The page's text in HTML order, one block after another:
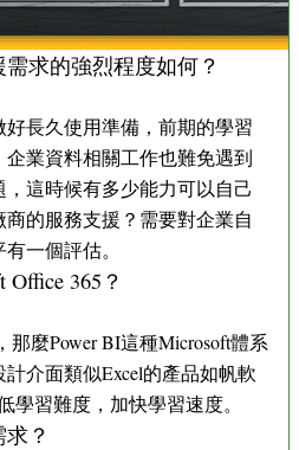
求的強烈程度如何？
長久使用準備，前期的學習
企業資料相關工作也難免遇到
這時候有多少能力可以自己
的服務支援？需要對企業自
一個評估。
365？
那麼Power BI這種Microsoft體系
介面類似Excel的產品如帆軟
學習難度，加快學習速度。
？